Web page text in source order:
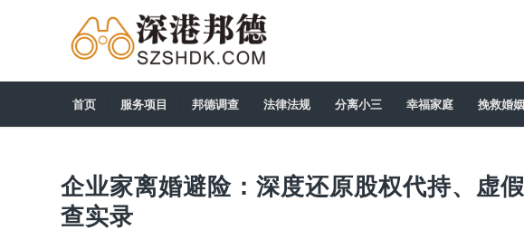
首页 服务项目 邦德调查 法律法规 分离小三 幸福家庭 挽救婚姻
企业家离婚避险：深度还原股权代持、虚
查实录